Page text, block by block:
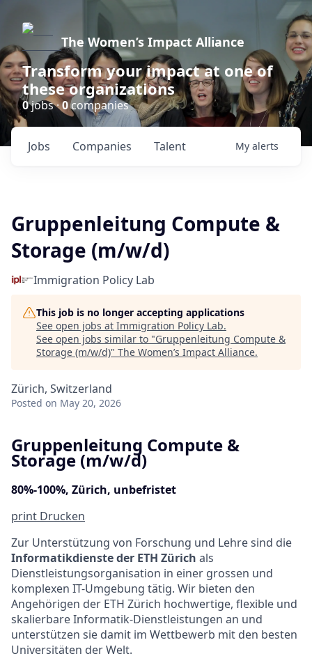
The Women’s Impact Alliance
Transform your impact at one of
these organizations
0jobs ·0companies
Jobs Companies Talent My alerts
Gruppenleitung Compute &
Storage (m/w/d)
Immigration Policy Lab
This job is no longer accepting applications
See open jobs at Immigration Policy Lab.
See open jobs similar to "Gruppenleitung Compute &
Storage (m/w/d)" The Women’s Impact Alliance.
Zürich, Switzerland
Posted on May 20, 2026
Gruppenleitung Compute &
Storage (m/w/d)
80%-100%, Zürich, unbefristet
print Drucken
Zur Unterstützung von Forschung und Lehre sind die
Informatikdienste der ETH Zürich als
Dienstleistungsorganisation in einer grossen und
komplexen IT-Umgebung tätig. Wir bieten den
Angehörigen der ETH Zürich hochwertige, flexible und
skalierbare Informatik-Dienstleistungen an und
unterstützen sie damit im Wettbewerb mit den besten
Universitäten der Welt.